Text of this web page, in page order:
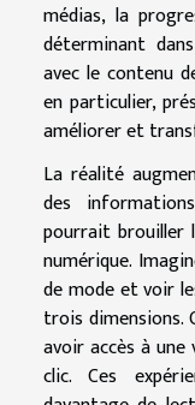
médias, la
déterminant
avec le contenu
en particulier,
améliorer et
La réalité
des
pourrait brouiller
numérique.
de mode et voir
trois dimensions.
avoir accès à
clic. Ces